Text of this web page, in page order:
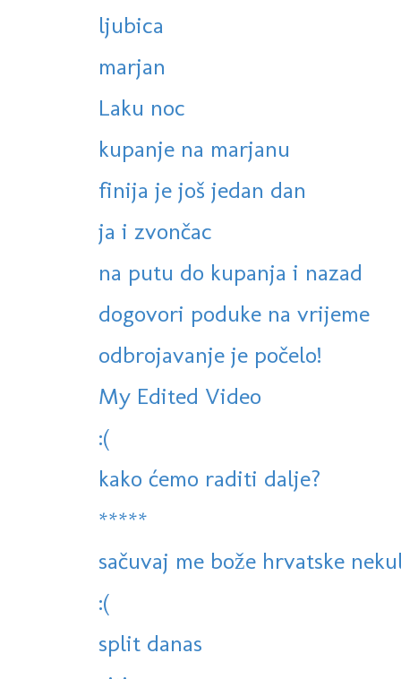
ljubica
marjan
Laku noc
kupanje na marjanu
finija je još jedan dan
ja i zvončac
na putu do kupanja i nazad
dogovori poduke na vrijeme
odbrojavanje je počelo!
My Edited Video
:(
kako ćemo raditi dalje?
*****
sačuvaj me bože hrvatske
:(
split danas